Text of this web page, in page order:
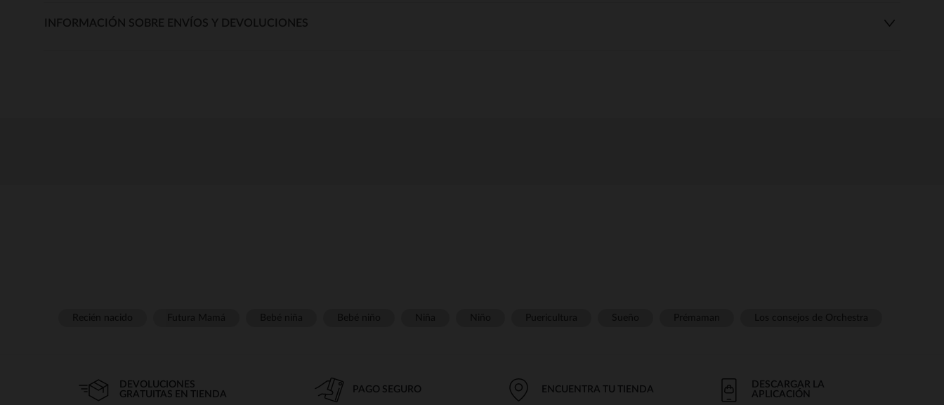
INFORMACIÓN SOBRE ENVÍOS Y DEVOLUCIONES
DEVOLUCIONES
GRATUITAS EN TIENDA
PAGO SEGURO ENCUENTRA TU TIENDA
DESCARGAR LA
APLICACIÓN